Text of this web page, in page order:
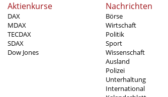
Aktienkurse
DAX
MDAX
TECDAX
SDAX
Dow Jones
Nachrichten
Börse
Wirtschaft
Politik
Sport
Wissenschaft
Ausland
Polizei
Unterhaltung
International